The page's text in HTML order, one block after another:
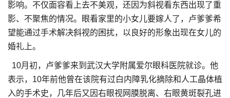
影响。不仅面容看上去不美观，还因为斜视看东西出现了重
影、不聚焦的情况。眼看家里的小女儿要嫁人了，卢爹爹希
望能通过手术解决斜视的困扰，以良好的形象出现在女儿的
婚礼上。
10月初，卢爹爹来到武汉大学附属爱尔眼科医院就诊。他
表示，10年前他曾在该院有过白内障乳化摘除和人工晶体植
入的手术史，几年后又因右眼视网膜脱离、右眼黄斑裂孔进